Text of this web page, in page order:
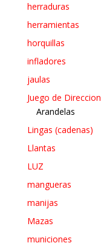
herraduras
herramientas
horquillas
infladores
jaulas
Juego de Direccion
Arandelas
Lingas (cadenas)
Llantas
LUZ
mangueras
manijas
Mazas
municiones